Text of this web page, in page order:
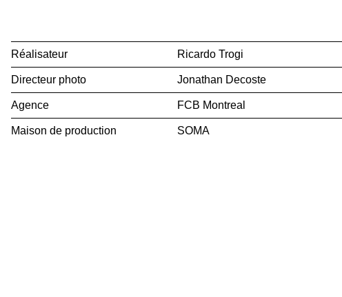
Réalisateur Ricardo Trogi
Directeur photo Jonathan Decoste
Agence FCB Montreal
Maison de production SOMA